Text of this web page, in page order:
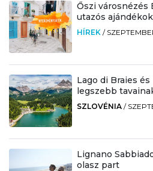
Őszi városnézés
utazós
HÍREK /
Lago di Braies
legszebb
SZLOVÉNIA /
Lignano
olasz part